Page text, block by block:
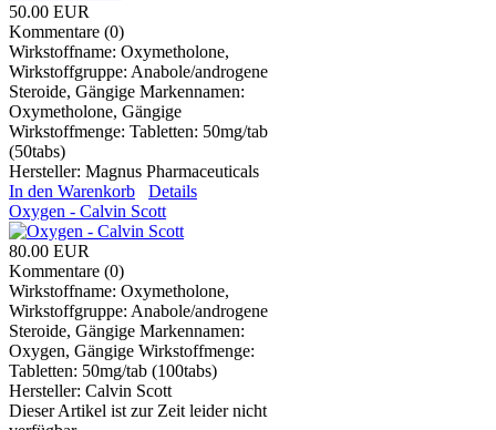
50.00 EUR
Kommentare (0)
Wirkstoffname: Oxymetholone,
Wirkstoffgruppe: Anabole/androgene
Steroide, Gängige Markennamen:
Oxymetholone, Gängige
Wirkstoffmenge: Tabletten: 50mg/tab
(50tabs)
Hersteller: Magnus Pharmaceuticals
In den Warenkorb
Details
Oxygen - Calvin Scott
80.00 EUR
Kommentare (0)
Wirkstoffname: Oxymetholone,
Wirkstoffgruppe: Anabole/androgene
Steroide, Gängige Markennamen:
Oxygen, Gängige Wirkstoffmenge:
Tabletten: 50mg/tab (100tabs)
Hersteller: Calvin Scott
Dieser Artikel ist zur Zeit leider nicht